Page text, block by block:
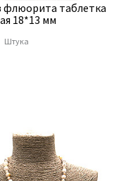
флюорита таблетка
18*13 мм
Штука